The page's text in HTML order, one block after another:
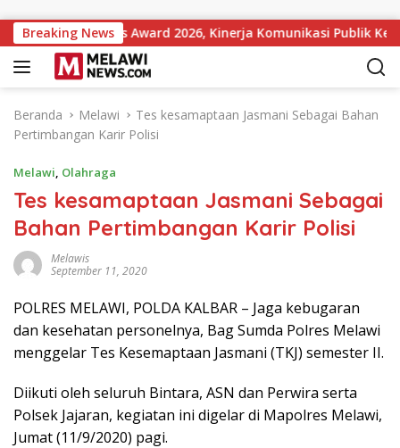
Breaking News
Institutions Award 2026, Kinerja Komunikasi Publik
Beranda Melawi
Tes kesamaptaan Jasmani Sebagai Bahan
Pertimbangan Karir Polisi
Melawi, Olahraga
Tes kesamaptaan Jasmani Sebagai
Bahan Pertimbangan Karir Polisi
Melawis
September 11, 2020
POLRES MELAWI, POLDA KALBAR – Jaga kebugaran
dan kesehatan personelnya, Bag Sumda Polres Melawi
menggelar Tes Kesemaptaan Jasmani (TKJ) semester II.
Diikuti oleh seluruh Bintara, ASN dan Perwira serta
Polsek Jajaran, kegiatan ini digelar di Mapolres Melawi,
Jumat (11/9/2020) pagi.